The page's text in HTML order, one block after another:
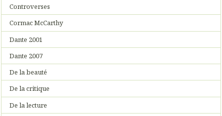
Controverses
Cormac McCarthy
Dante 2001
Dante 2007
De la beauté
De la critique
De la lecture